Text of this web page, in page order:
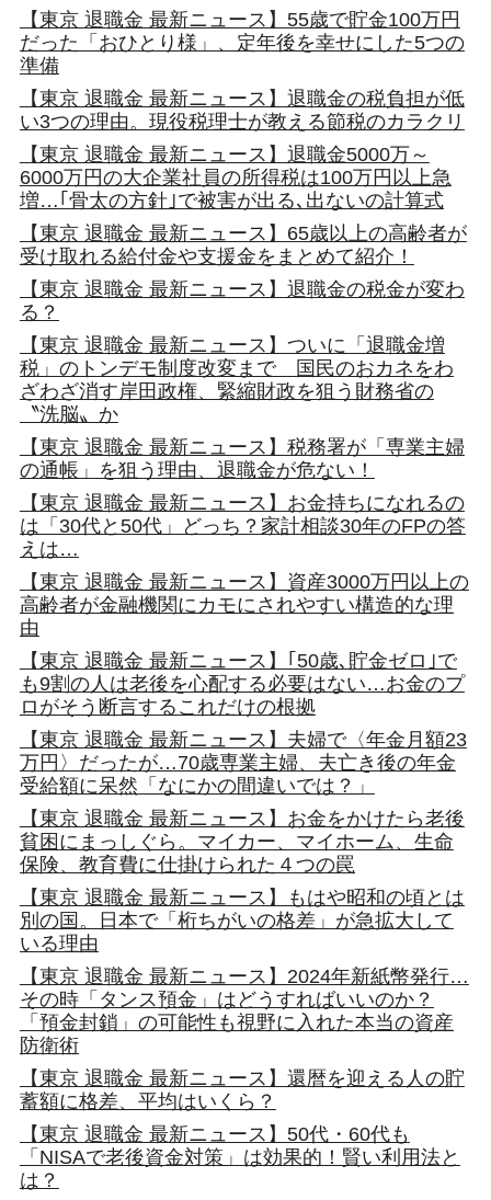
【東京 退職金 最新ニュース】55歳で貯金100万円
だった「おひとり様」、定年後を幸せにした5つの
準備
【東京 退職金 最新ニュース】退職金の税負担が低
い3つの理由。現役税理士が教える節税のカラクリ
【東京 退職金 最新ニュース】退職金5000万～
6000万円の大企業社員の所得税は100万円以上急
増…｢骨太の方針｣で被害が出る､出ないの計算式
【東京 退職金 最新ニュース】65歳以上の高齢者が
受け取れる給付金や支援金をまとめて紹介！
【東京 退職金 最新ニュース】退職金の税金が変わ
る？
【東京 退職金 最新ニュース】ついに「退職金増
税」のトンデモ制度改変まで 国民のおカネをわ
ざわざ消す岸田政権、緊縮財政を狙う財務省の
〝洗脳〟か
【東京 退職金 最新ニュース】税務署が「専業主婦
の通帳」を狙う理由、退職金が危ない！
【東京 退職金 最新ニュース】お金持ちになれるの
は「30代と50代」どっち？家計相談30年のFPの答
えは…
【東京 退職金 最新ニュース】資産3000万円以上の
高齢者が金融機関にカモにされやすい構造的な理
由
【東京 退職金 最新ニュース】｢50歳､貯金ゼロ｣で
も9割の人は老後を心配する必要はない…お金のプ
ロがそう断言するこれだけの根拠
【東京 退職金 最新ニュース】夫婦で〈年金月額23
万円〉だったが…70歳専業主婦、夫亡き後の年金
受給額に呆然「なにかの間違いでは？」
【東京 退職金 最新ニュース】お金をかけたら老後
貧困にまっしぐら。マイカー、マイホーム、生命
保険、教育費に仕掛けられた４つの罠
【東京 退職金 最新ニュース】もはや昭和の頃とは
別の国。日本で「桁ちがいの格差」が急拡大して
いる理由
【東京 退職金 最新ニュース】2024年新紙幣発行…
その時「タンス預金」はどうすればいいのか？
「預金封鎖」の可能性も視野に入れた本当の資産
防衛術
【東京 退職金 最新ニュース】還暦を迎える人の貯
蓄額に格差、平均はいくら？
【東京 退職金 最新ニュース】50代・60代も
「NISAで老後資金対策」は効果的！賢い利用法と
は？